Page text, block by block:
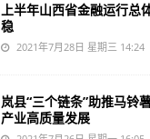
上半年山西省金融运行总
稳
2021年7月28日 星期三 14:24
岚县“三个链条”助推马铃
产业高质量发展